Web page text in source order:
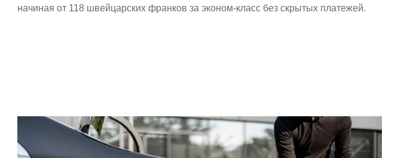
начиная от 118 швейцарских франков за эконом-класс без скрытых платежей.